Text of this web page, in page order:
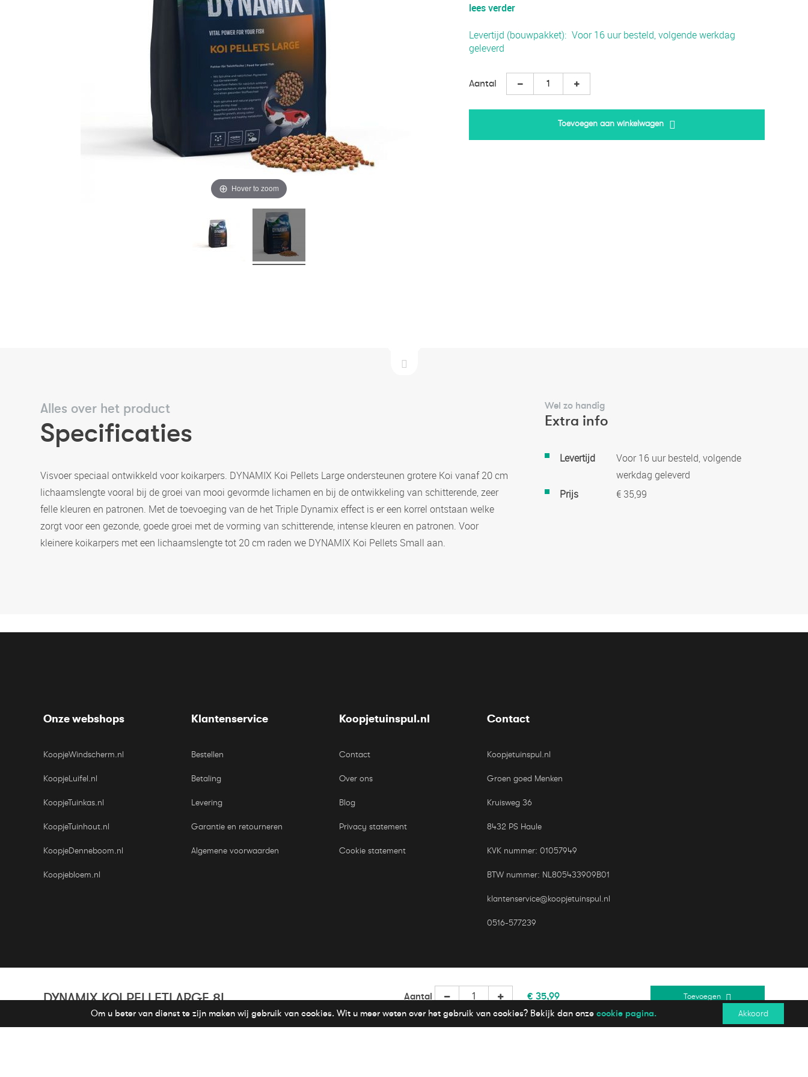
Om u beter van dienst te zijn maken wij gebruik van cookies. Wit u meer weten over het gebruik van cookies? Bekijk dan onze cookie pagina. Akkoord
lees verder
Levertijd (bouwpakket) Voor 16 uur besteld, volgende werkdag
geleverd
Aantal
Toevoegen aan winkelwagen
Hover to zoom
Alles over het product
Specificaties
Visvoer speciaal ontwikkeld voor koikarpers. DYNAMIX Koi Pellets Large ondersteunen grotere Koi vanaf 20 cm
lichaamslengte vooral bij de groei van mooi gevormde lichamen en bij de ontwikkeling van schitterende, zeer
felle kleuren en patronen. Met de toevoeging van de het Triple Dynamix effect is er een korrel ontstaan welke
zorgt voor een gezonde, goede groei met de vorming van schitterende, intense kleuren en patronen. Voor
kleinere koikarpers met een lichaamslengte tot 20 cm raden we DYNAMIX Koi Pellets Small aan.
Wel zo handig
Extra info
Meer
informatie
Levertijd
Voor 16 uur besteld, volgende
werkdag geleverd
Prijs
€ 35,99
Onze webshops
KoopjeWindscherm.nl
KoopjeLuifel.nl
KoopjeTuinkas.nl
KoopjeTuinhout.nl
KoopjeDenneboom.nl
Koopjebloem.nl
Klantenservice
Bestellen
Betaling
Levering
Garantie en retourneren
Algemene voorwaarden
Koopjetuinspul.nl
Contact
Over ons
Blog
Privacy statement
Cookie statement
Contact
Koopjetuinspul.nl
Groen goed Menken
Kruisweg 36
8432 PS Haule
KVK nummer: 01057949
BTW nummer: NL805433909B01
klantenservice@koopjetuinspul.nl
0516-577239
Online veiling betalen
© 2023 Koopjetuinspul.nl | Wij werken samen met Groen Goed Menken
DYNAMIX KOI PELLETLARGE 8L Aantal € 35,99 Toevoegen